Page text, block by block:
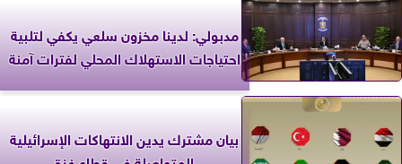
مدبولي: لدينا مخزون سلعي يكفي لتلبية
احتياجات الاستهلاك المحلي لفترات آمنة
بيان مشترك يدين الانتهاكات الإسرائيلية